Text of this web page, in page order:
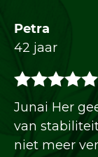
jaar
Her
stabiliteit.
meer